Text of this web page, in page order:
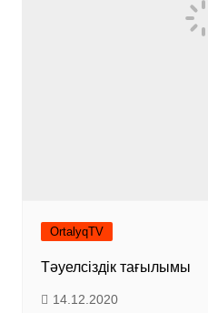
OrtalyqTV
Тәуелсіздік тағылымы
14.12.2020